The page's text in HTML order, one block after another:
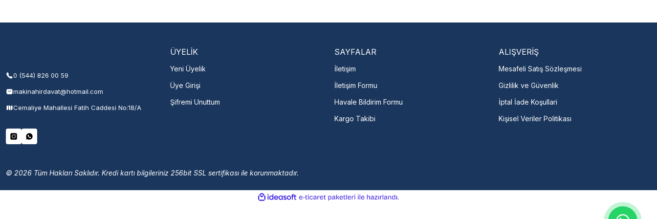
0 (544) 826 00 59
makinahirdavat@hotmail.com
Cemaliye Mahallesi Fatih Caddesi No:18/A
ÜYELİK
Yeni Üyelik
Üye Girişi
Şifremi Unuttum
SAYFALAR
İletişim
İletişim Formu
Havale Bildirim Formu
Kargo Takibi
ALIŞVERİŞ
Mesafeli Satış Sözleşmesi
Gizlilik ve Güvenlik
İptal İade Koşullari
Kişisel Veriler Politikası
© 2026 Tüm Hakları Saklıdır. Kredi kartı bilgileriniz 256bit SSL sertifikası ile korunmaktadır.
ideasoft
e-